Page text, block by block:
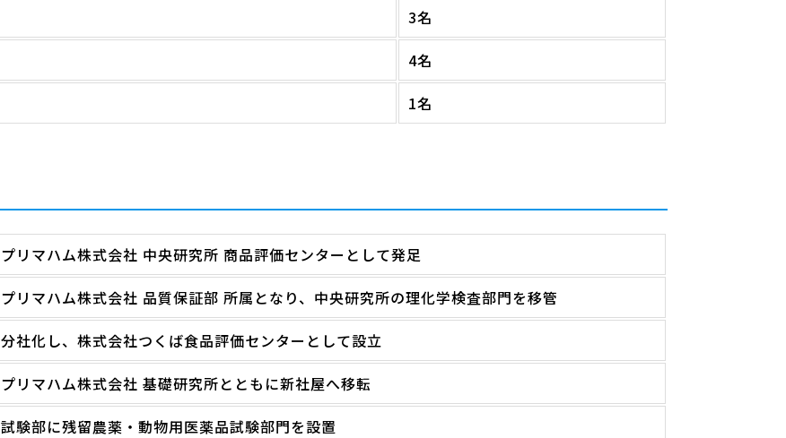
3名
4名
1名
プリマハム株式会社 中央研究所 商品評価センターとして発足
プリマハム株式会社 品質保証部 所属となり、中央研究所の理化学検査部門を移管
分社化し、株式会社つくば食品評価センターとして設立
プリマハム株式会社 基礎研究所とともに新社屋へ移転
試験部に残留農薬・動物用医薬品試験部門を設置